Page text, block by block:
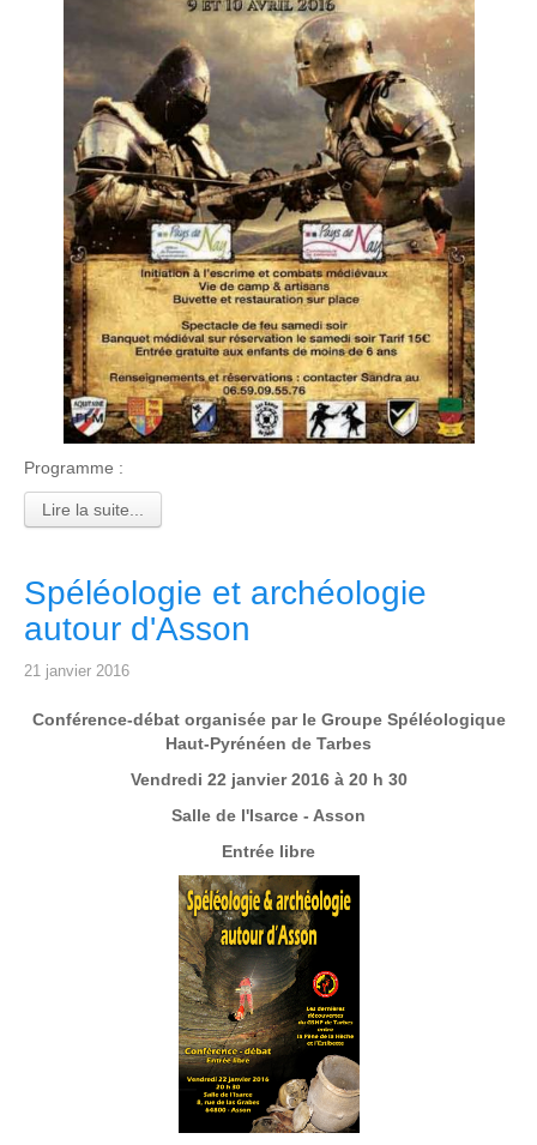
Programme :
Lire la suite...
Spéléologie et archéologie
autour d'Asson
21 janvier 2016
Conférence-débat organisée par le Groupe Spéléologique
Haut-Pyrénéen de Tarbes
Vendredi 22 janvier 2016 à 20 h 30
Salle de l'Isarce - Asson
Entrée libre